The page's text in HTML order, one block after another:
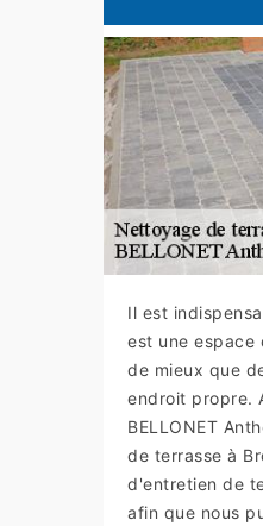
Il est
est une espace
de mieux que
endroit propre.
BELLONET
de terrasse à
d'entretien de
afin que nous